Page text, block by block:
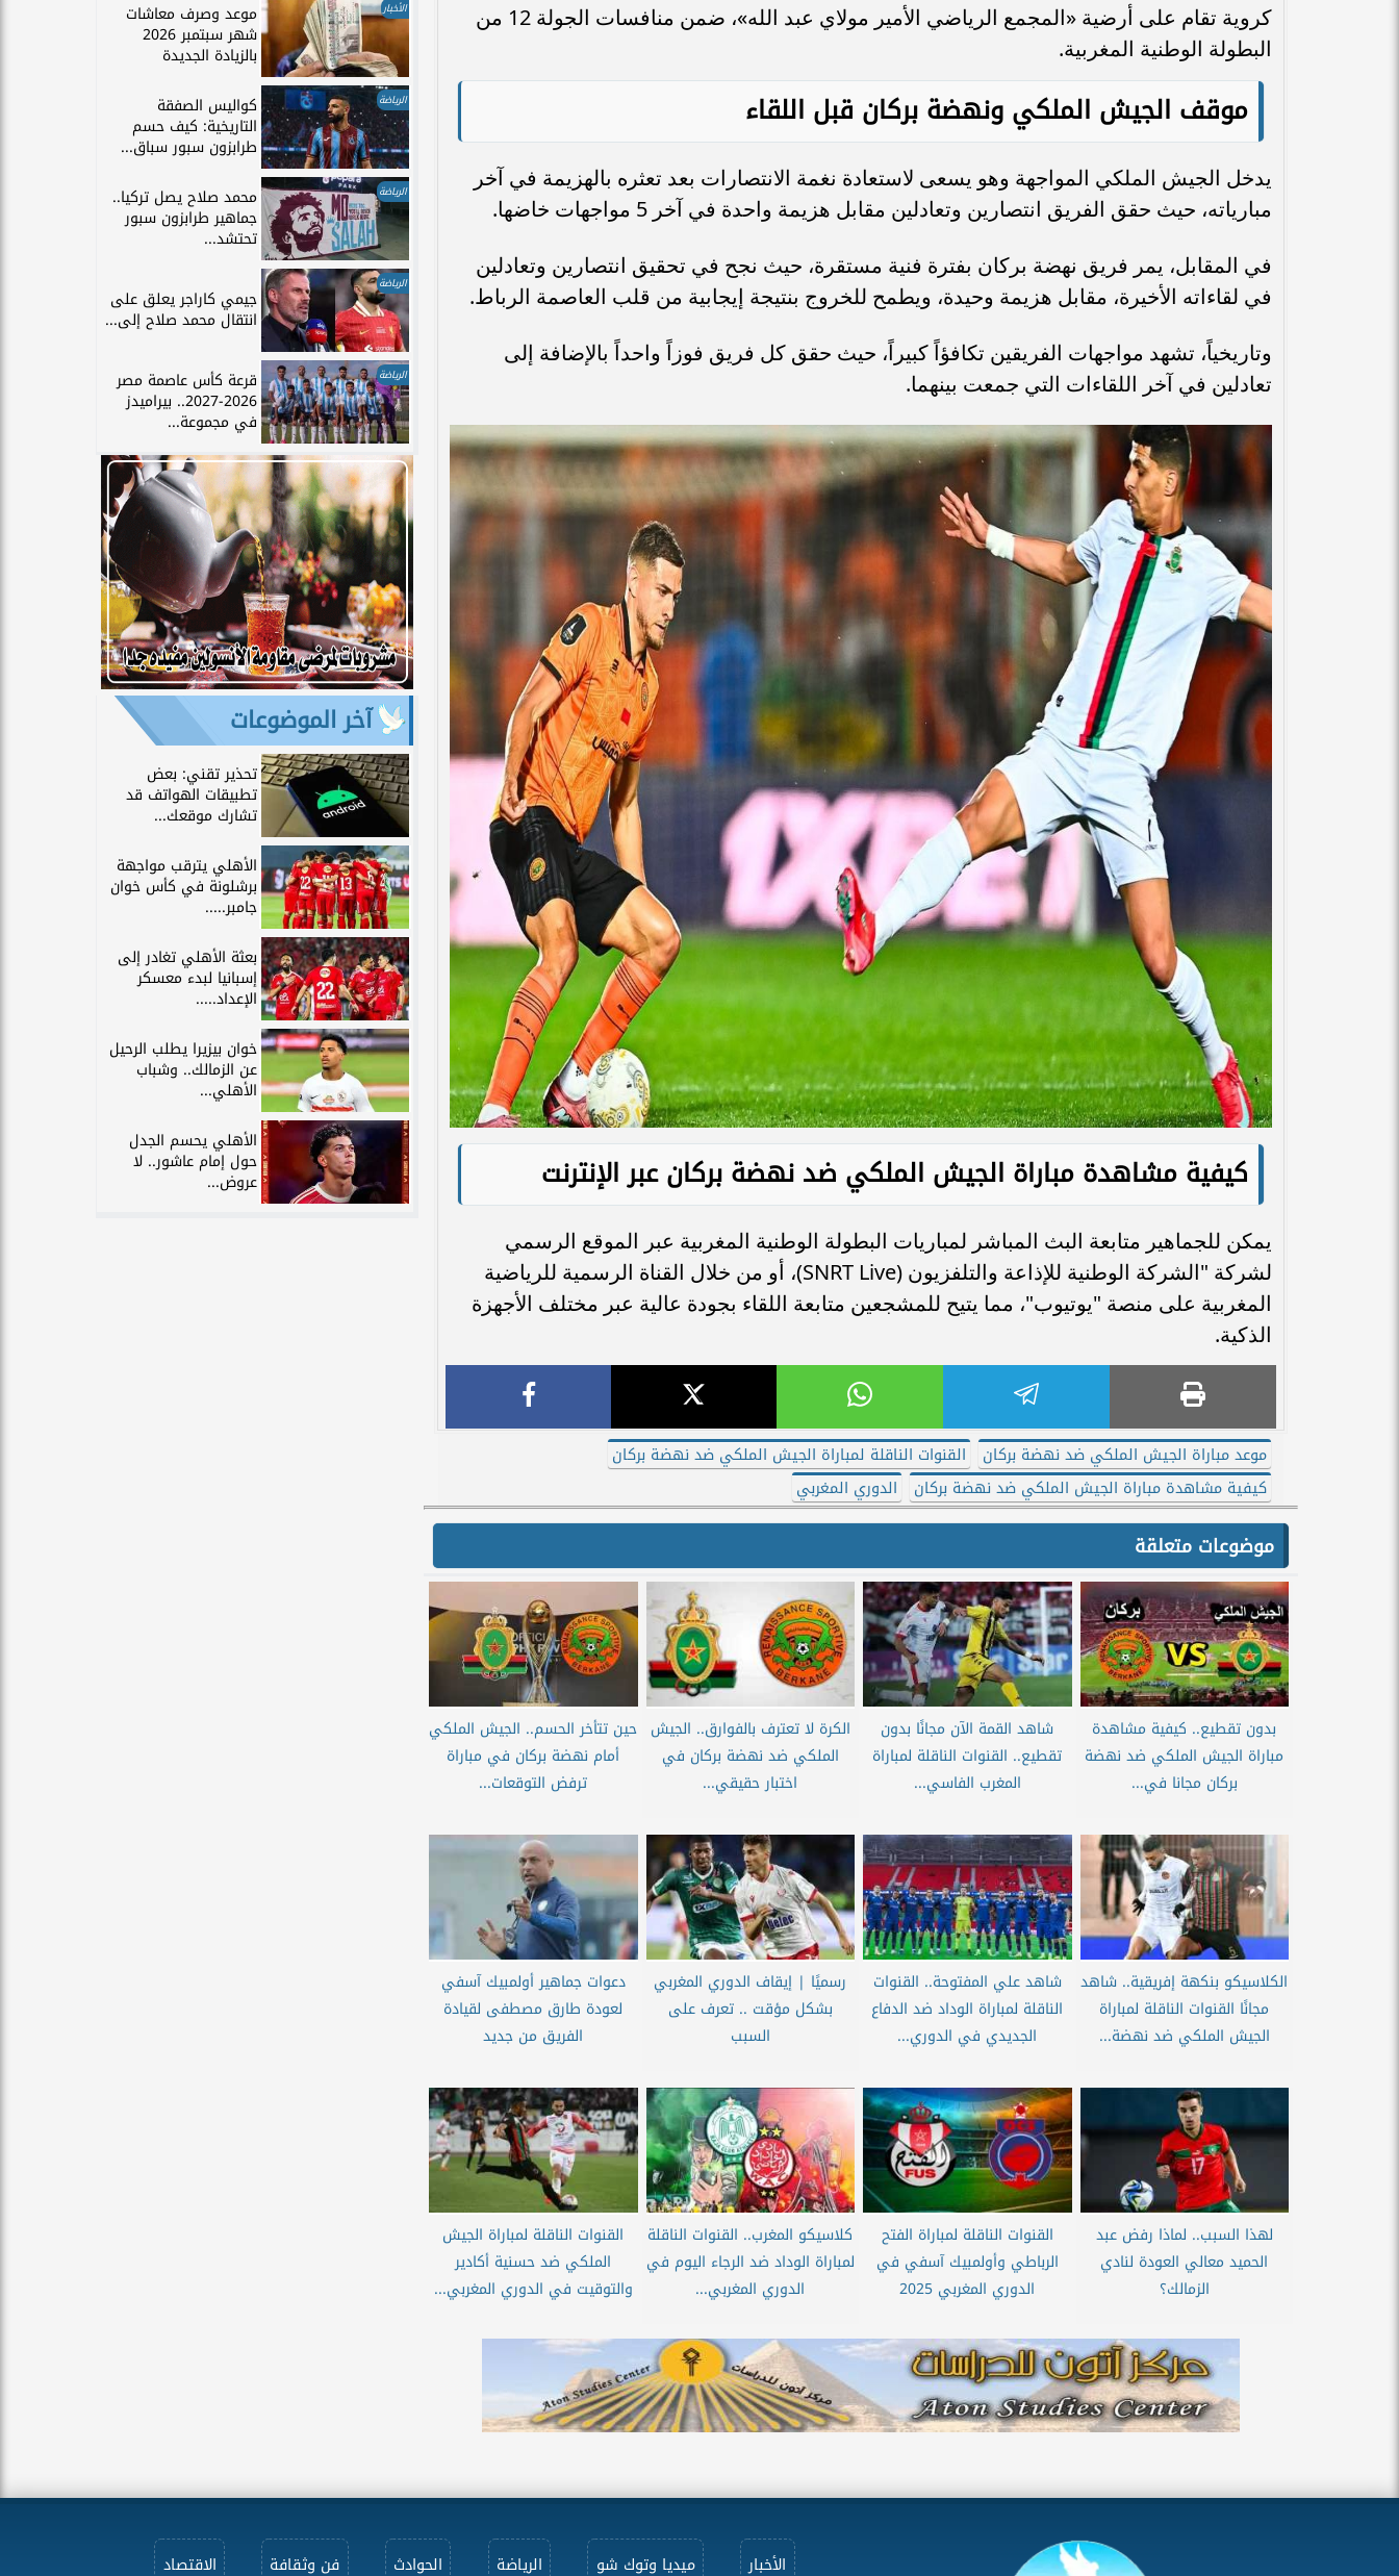
كروية تقام على أرضية «المجمع الرياضي الأمير مولاي عبد الله»، ضمن منافسات الجولة 12 من
البطولة الوطنية المغربية.
موقف الجيش الملكي ونهضة بركان قبل اللقاء
يدخل الجيش الملكي المواجهة وهو يسعى لاستعادة نغمة الانتصارات بعد تعثره بالهزيمة في آخر
مبارياته، حيث حقق الفريق انتصارين وتعادلين مقابل هزيمة واحدة في آخر 5 مواجهات خاضها.
في المقابل، يمر فريق نهضة بركان بفترة فنية مستقرة، حيث نجح في تحقيق انتصارين وتعادلين
في لقاءاته الأخيرة، مقابل هزيمة وحيدة، ويطمح للخروج بنتيجة إيجابية من قلب العاصمة الرباط.
وتاريخياً، تشهد مواجهات الفريقين تكافؤاً كبيراً، حيث حقق كل فريق فوزاً واحداً بالإضافة إلى
تعادلين في آخر اللقاءات التي جمعت بينهما.
كيفية مشاهدة مباراة الجيش الملكي ضد نهضة بركان عبر الإنترنت
يمكن للجماهير متابعة البث المباشر لمباريات البطولة الوطنية المغربية عبر الموقع الرسمي
لشركة "الشركة الوطنية للإذاعة والتلفزيون (SNRT Live)، أو من خلال القناة الرسمية للرياضية
المغربية على منصة "يوتيوب"، مما يتيح للمشجعين متابعة اللقاء بجودة عالية عبر مختلف الأجهزة
الذكية.
موعد مباراة الجيش الملكي ضد نهضة بركان
القنوات الناقلة لمباراة الجيش الملكي ضد نهضة بركان
كيفية مشاهدة مباراة الجيش الملكي ضد نهضة بركان
الدوري المغربي
موضوعات متعلقة
بدون تقطيع.. كيفية مشاهدة
مباراة الجيش الملكي ضد نهضة
بركان مجانا في...
شاهد القمة الآن مجانًا بدون
تقطيع.. القنوات الناقلة لمباراة
المغرب الفاسي...
الكرة لا تعترف بالفوارق.. الجيش
الملكي ضد نهضة بركان في
اختبار حقيقي...
حين تتأخر الحسم.. الجيش الملكي
أمام نهضة بركان في مباراة
ترفض التوقعات...
الكلاسيكو بنكهة إفريقية.. شاهد
مجانًا القنوات الناقلة لمباراة
الجيش الملكي ضد نهضة...
شاهد علي المفتوحة.. القنوات
الناقلة لمباراة الوداد ضد الدفاع
الجديدي في الدوري...
رسميًا | إيقاف الدوري المغربي
بشكل مؤقت .. تعرف على
السبب
دعوات جماهير أولمبيك آسفي
لعودة طارق مصطفى لقيادة
الفريق من جديد
لهذا السبب.. لماذا رفض عبد
الحميد معالي العودة لنادي
الزمالك؟
القنوات الناقلة لمباراة الفتح
الرباطي وأولمبيك آسفي في
الدوري المغربي 2025
كلاسيكو المغرب.. القنوات الناقلة
لمباراة الوداد ضد الرجاء اليوم في
الدوري المغربي...
القنوات الناقلة لمباراة الجيش
الملكي ضد حسنية أكادير
والتوقيت في الدوري المغربي...
الأخبار موعد وصرف معاشات
شهر سبتمبر 2026
بالزيادة الجديدة
الرياضة كواليس الصفقة
التاريخية: كيف حسم
طرابزون سبور سباق...
الرياضة محمد صلاح يصل تركيا..
جماهير طرابزون سبور
تحتشد...
الرياضة
جيمي كاراجر يعلق على
انتقال محمد صلاح إلى...
الرياضة قرعة كأس عاصمة مصر
2026-2027.. بيراميدز
في مجموعة...
آخر الموضوعات
تحذير تقني: بعض
تطبيقات الهواتف قد
تشارك موقعك...
الأهلي يترقب مواجهة
برشلونة في كأس خوان
جامبر.....
بعثة الأهلي تغادر إلى
إسبانيا لبدء معسكر
الإعداد.....
خوان بيزيرا يطلب الرحيل
عن الزمالك.. وشباب
الأهلي...
الأهلي يحسم الجدل
حول إمام عاشور.. لا
عروض...
الأخبار ميديا وتوك شو الرياضة الحوادث فن وثقافة الاقتصاد